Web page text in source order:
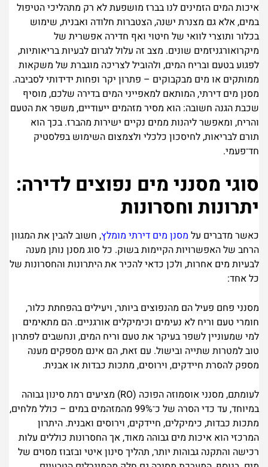
איכות המים הזמינים לנו בברז מושפעת לא רק מתהליכי הטיפול
במים, אלא גם מצנרת ישנה, הצטברות חלודה ואבנית, שימוש
בכלור ותוצרי לוואי של חיטוי ואף חדירה אפשרית של
מיקרואורגניזמים שונים. מצב זה עלול לגרום לבעיות בריאותיות,
לפגוע בטעם ובריח המים, ולהוביל לצריכה מוגברת של משקאות
ממותקים או מים מבקבוקים – פתרון יקר ופחות ידידותי לסביבה.
מסנן מים דירתי, המותאם למאפייני המים בדירה שלכם, מוסיף
שכבת הגנה חשובה: הוא מסיר מזהמים ייעודיים, משפר את הטעם
והריח, ומאפשר ליהנות ממים נקיים ישירות מהברז. בכך הוא
תורם לבריאות, לחיסכון כלכלי ולצמצום השימוש בפלסטיק
חד־פעמי.
סוגי מסנני מים נפוצים לדירה:
יתרונות וחסרונות
כאשר מדברים על מסנן מים דירתי מומלץ, חשוב להבין את המגוון
הרחב של האפשרויות הקיימות בשוק. כל סוג מסנן נותן מענה
לבעיות מים אחרות, ולכן כדאי להכיר את היתרונות והחסרונות של
כל אחד:
מסנני פחם פעיל הם מהנפוצים ביותר, ויעילים בהפחתת כלור,
חומרי טעם וריח לא נעימים וכימיקלים אורגניים. הם מתאימים
למי שמעוניין לשפר בעיקר את טעם וריח המים, ונחשבים לפתרון
טוב למטרות שתייה ובישול. עם זאת, הם אינם מספקים מענה
מספק להסרת חיידקים, וירוסים, מתכות כבדות או אבנית.
לעומתם, מסנני אוסמוזה הפוכה (RO) מציעים רמת סינון גבוהה
במיוחד, עד כדי הסרה של כ־99% מהמזהמים במים – כולל מלחים,
מתכות כבדות, כימיקלים, חיידקים, וירוסים ואבנית. היתרון
המרכזי הוא איכות מים גבוהה מאוד, אך החסרונות כוללים עלות
רכישה והתקנה גבוהות יותר, תהליך סינון איטי ובזבוז מסוים של